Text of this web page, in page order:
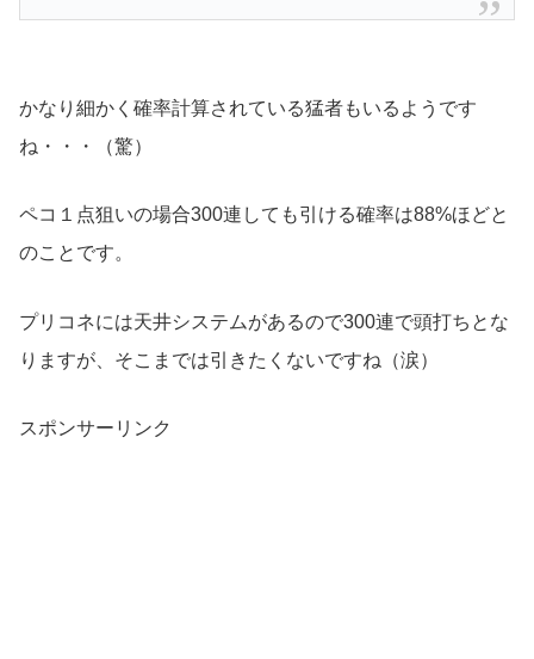
かなり細かく確率計算されている猛者もいるようです
ね・・・（驚）
ペコ１点狙いの場合300連しても引ける確率は88%ほどと
のことです。
プリコネには天井システムがあるので300連で頭打ちとな
りますが、そこまでは引きたくないですね（涙）
スポンサーリンク